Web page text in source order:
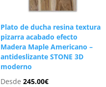
Plato de ducha resina textura
pizarra acabado efecto
Madera Maple Americano –
antideslizante STONE 3D
moderno
Desde 245.00€